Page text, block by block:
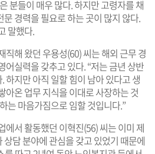
분들이 매우 많다. 하지만 고령자를 채
경력을 필요로 하는 곳이 많지 않다.
말했다.
직해 왔던 우용성(60) 씨는 해외 근무 경
어실력을 갖추고 있다. “저는 금년 상반
하지만 아직 일할 힘이 남아 있다고 생
아온 업무 지식을 이대로 사장하는 것
는 마음가짐으로 임할 것입니다.”
에서 활동했던 이혁진(56) 씨는 이미 제
담 분야에 관심을 갖고 있었기 때문에